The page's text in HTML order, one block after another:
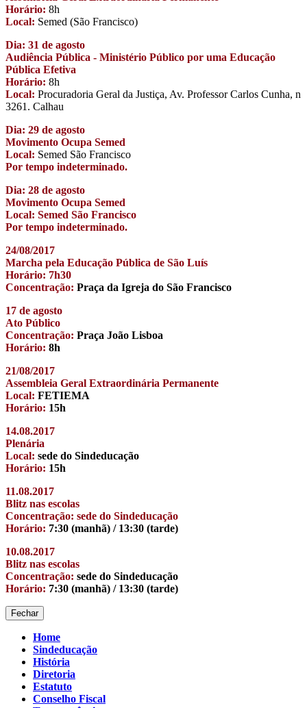
Horário: 8h
Local: Semed (São Francisco)
Dia: 31 de agosto
Audiência Pública - Ministério Público por uma Educação
Pública Efetiva
Horário: 8h
Local: Procuradoria Geral da Justiça, Av. Professor Carlos Cunha, n
3261. Calhau
Dia: 29 de agosto
Movimento Ocupa Semed
Local: Semed São Francisco
Por tempo indeterminado.
Dia: 28 de agosto
Movimento Ocupa Semed
Local: Semed São Francisco
Por tempo indeterminado.
24/08/2017
Marcha pela Educação Pública de São Luís
Horário: 7h30
Concentração: Praça da Igreja do São Francisco
17 de agosto
Ato Público
Concentração: Praça João Lisboa
Horário: 8h
21/08/2017
Assembleia Geral Extraordinária Permanente
Local: FETIEMA
Horário: 15h
14.08.2017
Plenária
Local: sede do Sindeducação
Horário: 15h
11.08.2017
Blitz nas escolas
Concentração: sede do Sindeducação
Horário: 7:30 (manhã) / 13:30 (tarde)
10.08.2017
Blitz nas escolas
Concentração: sede do Sindeducação
Horário: 7:30 (manhã) / 13:30 (tarde)
Fechar
Home
Sindeducação
História
Diretoria
Estatuto
Conselho Fiscal